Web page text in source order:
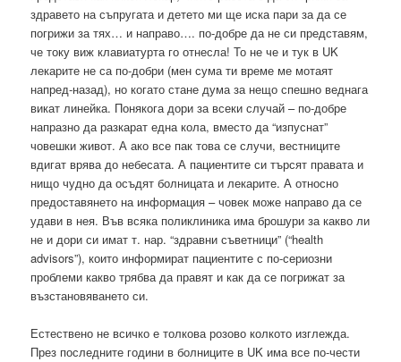
здравето на съпругата и детето ми ще иска пари за да се
погрижи за тях… и направо…. по-добре да не си представям,
че току виж клавиатурта го отнесла! То не че и тук в UK
лекарите не са по-добри (мен сума ти време ме мотаят
напред-назад), но когато стане дума за нещо спешно веднага
викат линейка. Понякога дори за всеки случай – по-добре
напразно да разкарат една кола, вместо да “изпуснат”
човешки живот. А ако все пак това се случи, вестниците
вдигат врява до небесата. А пациентите си търсят правата и
нищо чудно да осъдят болницата и лекарите. А относно
предоставянето на информация – човек може направо да се
удави в нея. Във всяка поликлиника има брошури за какво ли
не и дори си имат т. нар. “здравни съветници” (“health
advisors”), които информират пациентите с по-сериозни
проблеми какво трябва да правят и как да се погрижат за
възстановяването си.
Естествено не всичко е толкова розово колкото изглежда.
През последните години в болниците в UK има все по-чести